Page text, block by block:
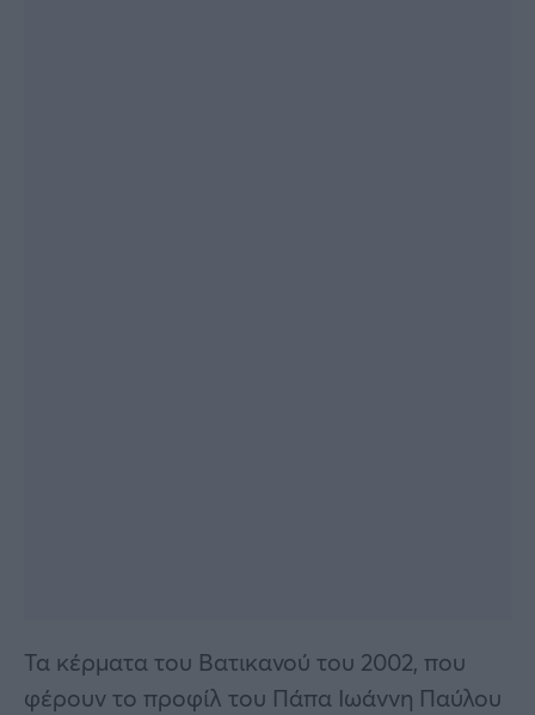
Τα κέρματα του Βατικανού του 2002, που
φέρουν το προφίλ του Πάπα Ιωάννη Παύλου